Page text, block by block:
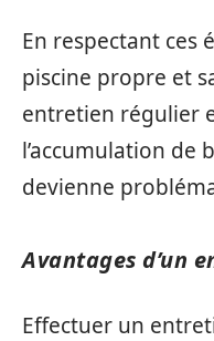
En respectant ces
piscine propre et
entretien régulier
l’accumulation de
devienne
Avantages d’un
Effectuer un